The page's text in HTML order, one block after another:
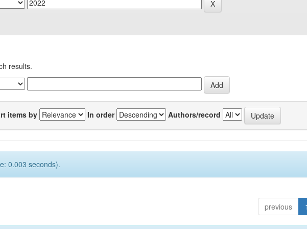
results.
items by In order Authors/record
0.003 seconds).
previous 1